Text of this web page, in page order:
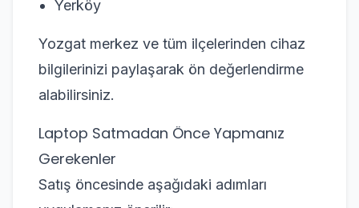
Yerköy
Yozgat merkez ve tüm ilçelerinden cihaz
bilgilerinizi paylaşarak ön değerlendirme
alabilirsiniz.
Laptop Satmadan Önce Yapmanız
Gerekenler
Satış öncesinde aşağıdaki adımları